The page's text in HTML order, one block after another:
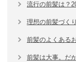
流行の前髪は？
理想の前髪づく
前髪のよくある
前髪は大事。だ